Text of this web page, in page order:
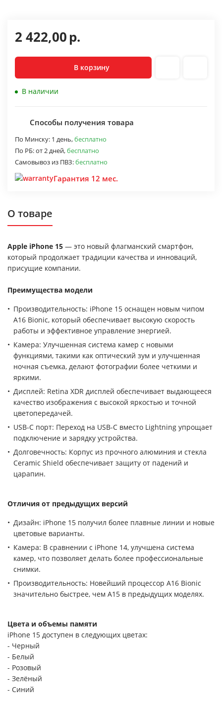
2 422,00р.
В корзину
В наличии
Способы получения товара
По Минску: 1 день,бесплатно
По РБ:от 2 дней,бесплатно
Самовывоз из ПВЗ:бесплатно
Гарантия 12 мес.
О товаре
Apple iPhone 15 — это новый флагманский смартфон,
который продолжает традиции качества и инноваций,
присущие компании.
Преимущества модели
Производительность: iPhone 15 оснащен новым чипом
A16 Bionic, который обеспечивает высокую скорость
работы и эффективное управление энергией.
Камера: Улучшенная система камер с новыми
функциями, такими как оптический зум и улучшенная
ночная съемка, делают фотографии более четкими и
яркими.
Дисплей: Retina XDR дисплей обеспечивает выдающееся
качество изображения с высокой яркостью и точной
цветопередачей.
USB-C порт: Переход на USB-C вместо Lightning упрощает
подключение и зарядку устройства.
Долговечность: Корпус из прочного алюминия и стекла
Ceramic Shield обеспечивает защиту от падений и
царапин.
Отличия от предыдущих версий
Дизайн: iPhone 15 получил более плавные линии и новые
цветовые варианты.
Камера: В сравнении с iPhone 14, улучшена система
камер, что позволяет делать более профессиональные
снимки.
Производительность: Новейший процессор A16 Bionic
значительно быстрее, чем A15 в предыдущих моделях.
Цвета и объемы памяти
iPhone 15 доступен в следующих цветах:
- Черный
- Белый
- Розовый
- Зелёный
- Синий